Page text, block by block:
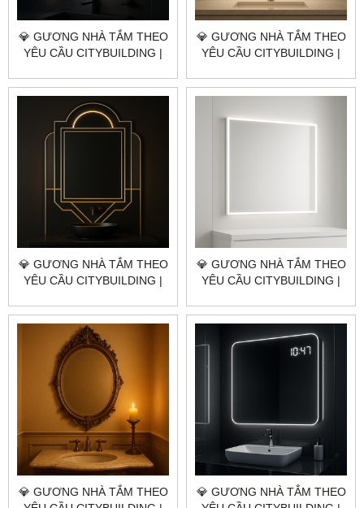
💎 GƯƠNG NHÀ TẮM THEO
YÊU CẦU CITYBUILDING |
GIÁ GƯƠNG NHÀ TẮM
QUẬN 10 TP.HCM
💎 GƯƠNG NHÀ TẮM THEO
YÊU CẦU CITYBUILDING |
GIÁ GƯƠNG NHÀ TẮM
💎 GƯƠNG NHÀ TẮM THEO
YÊU CẦU CITYBUILDING |
GIÁ GƯƠNG NHÀ TẮM
QUẬN 7 TP.HCM
💎 GƯƠNG NHÀ TẮM THEO
YÊU CẦU CITYBUILDING |
GIÁ GƯƠNG NHÀ TẮM
QUẬN 5 TP.HCM
💎 GƯƠNG NHÀ TẮM THEO
💎 GƯƠNG NHÀ TẮM THEO